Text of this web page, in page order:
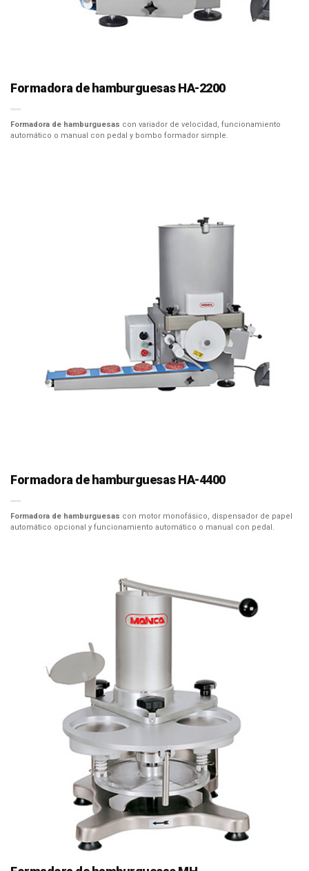
Formadora de hamburguesas HA-2200
Formadora de hamburguesas con variador de velocidad, funcionamiento
automático o manual con pedal y bombo formador simple.
Formadora de hamburguesas HA-4400
Formadora de hamburguesas con motor monofásico, dispensador de papel
automático opcional y funcionamiento automático o manual con pedal.